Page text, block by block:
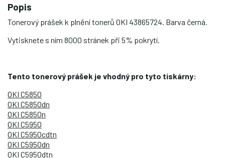
Popis
Tonerový prášek k plnění tonerů OKI 43865724. Barva černá.
Vytisknete s ním 8000 stránek při 5% pokrytí.
Tento tonerový prášek je vhodný pro tyto tiskárny:
OKI C5850
OKI C5850dn
OKI C5850n
OKI C5950
OKI C5950cdtn
OKI C5950dn
OKI C5950dtn